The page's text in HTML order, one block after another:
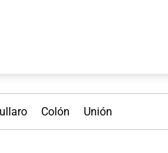
Colón Unión